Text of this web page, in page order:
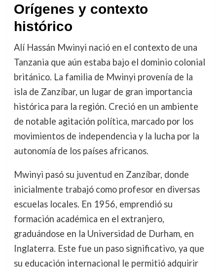
Orígenes y contexto
histórico
Alí Hassán Mwinyi nació en el contexto de una
Tanzania que aún estaba bajo el dominio colonial
británico. La familia de Mwinyi provenía de la
isla de Zanzíbar, un lugar de gran importancia
histórica para la región. Creció en un ambiente
de notable agitación política, marcado por los
movimientos de independencia y la lucha por la
autonomía de los países africanos.
Mwinyi pasó su juventud en Zanzíbar, donde
inicialmente trabajó como profesor en diversas
escuelas locales. En 1956, emprendió su
formación académica en el extranjero,
graduándose en la Universidad de Durham, en
Inglaterra. Este fue un paso significativo, ya que
su educación internacional le permitió adquirir